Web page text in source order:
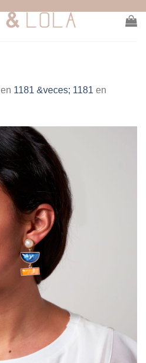
en 1181 &veces; 1181 en